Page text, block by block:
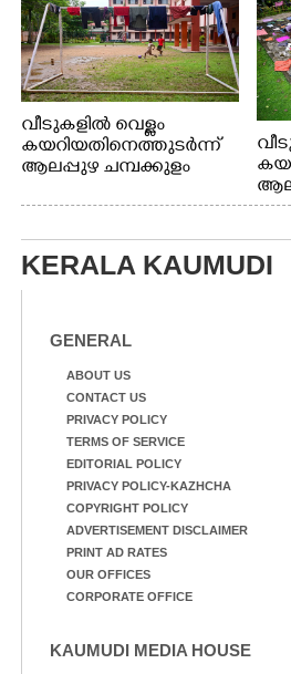
വീടുകളിൽ വെള്ളം
കയറിയതിനെത്തുടർന്ന്
ആലപ്പുഴ ചമ്പക്കുളം
പോരൂക്കര സെൻട്രൽ
ക്യാമ്പിലെത്തിയവർ
വസ്ത്രങ്ങൾ
ഉണക്കാനിട്ടിരിക്കുന്ന
ഫുട്ബോൾ കളികളിൽ
കുട്ടികൾ
KERALA KAUMUDI
GENERAL
ABOUT US
CONTACT US
PRIVACY POLICY
TERMS OF SERVICE
EDITORIAL POLICY
PRIVACY POLICY-KAZHCHA
COPYRIGHT POLICY
ADVERTISEMENT DISCLAIMER
PRINT AD RATES
OUR OFFICES
CORPORATE OFFICE
KAUMUDI MEDIA HOUSE